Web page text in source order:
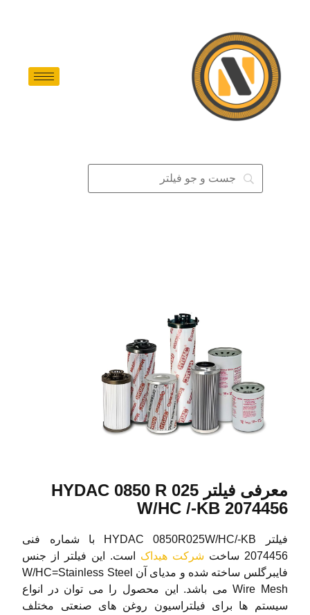
معرفی فیلتر HYDAC 0850 R 025
W/HC /-KB 2074456
فیلتر HYDAC 0850R025W/HC/-KB با شماره فنی
2074456 ساخت
شرکت هیداک است. این فیلتر از جنس
فایبرگلس ساخته شده و مدیای آن W/HC=Stainless Steel
Wire Mesh می باشد. این محصول را می توان در انواع
سیستم ها برای فیلتراسیون روغن های صنعتی مختلف